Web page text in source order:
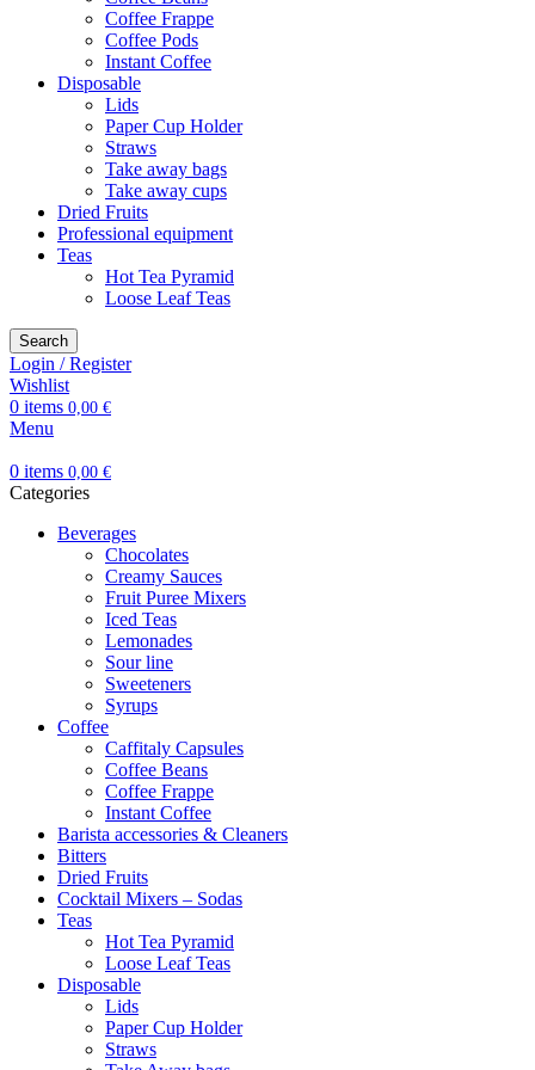
Coffee Frappe
Coffee Pods
Instant Coffee
Disposable
Lids
Paper Cup Holder
Straws
Take away bags
Take away cups
Dried Fruits
Professional equipment
Teas
Hot Tea Pyramid
Loose Leaf Teas
Search
Login / Register
Wishlist
0 items 0,00 €
Menu
0 items 0,00 €
Categories
Beverages
Chocolates
Creamy Sauces
Fruit Puree Mixers
Iced Teas
Lemonades
Sour line
Sweeteners
Syrups
Coffee
Caffitaly Capsules
Coffee Beans
Coffee Frappe
Instant Coffee
Barista accessories & Cleaners
Bitters
Dried Fruits
Cocktail Mixers – Sodas
Teas
Hot Tea Pyramid
Loose Leaf Teas
Disposable
Lids
Paper Cup Holder
Straws